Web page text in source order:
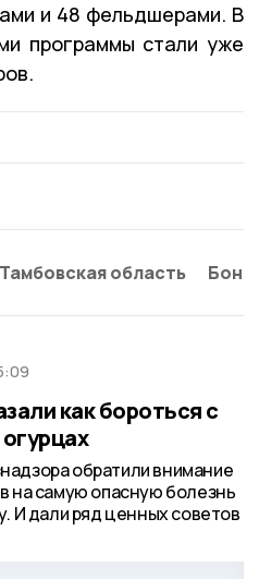
и 48 фельдшерами. В
программы стали уже
Тамбовская область
как бороться с
обратили внимание
на самую опасную болезнь
И дали ряд ценных советов